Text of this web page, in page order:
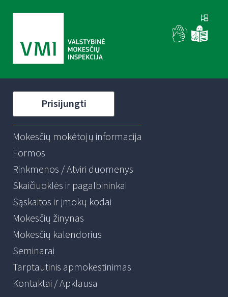
Prisijungti
Mokesčių mokėtojų informacija
Formos
Rinkmenos / Atviri duomenys
Skaičiuoklės ir pagalbininkai
Sąskaitos ir įmokų kodai
Mokesčių žinynas
Mokesčių kalendorius
Seminarai
Tarptautinis apmokestinimas
Kontaktai / Apklausa